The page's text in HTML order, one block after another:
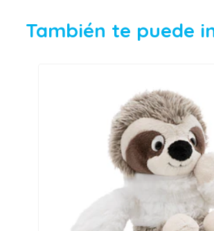
También te puede